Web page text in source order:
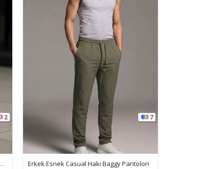
2
Erkek Günlük Premium Gri Baggy Pantolon
7
Erkek Esnek Casual Haki Baggy Pantolon